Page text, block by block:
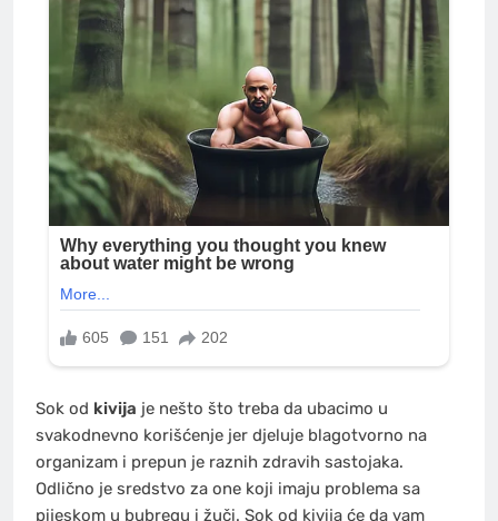
Sok od kivija je nešto što treba da ubacimo u
svakodnevno korišćenje jer djeluje blagotvorno na
organizam i prepun je raznih zdravih sastojaka.
Odlično je sredstvo za one koji imaju problema sa
pijeskom u bubregu i žuči. Sok od kivija će da vam